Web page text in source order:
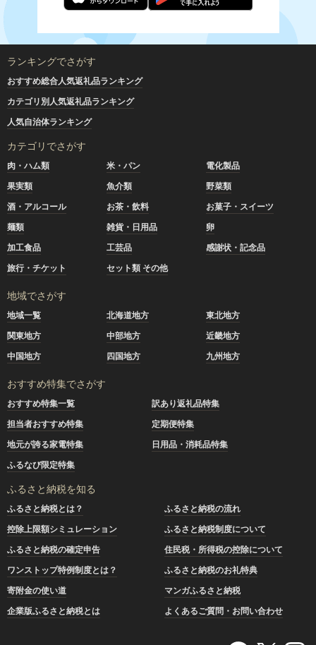
ランキングでさがす
おすすめ総合人気返礼品ランキング
カテゴリ別人気返礼品ランキング
人気自治体ランキング
カテゴリでさがす
肉・ハム類 米・パン
電化製品
果実類
魚介類
野菜類
酒・アルコール
お茶・飲料
お菓子・スイーツ
麺類
雑貨・日用品
卵
加工食品
工芸品
感謝状・記念品
旅行・チケット
セット類 その他
地域でさがす
地域一覧 北海道地方
東北地方
関東地方
中部地方
近畿地方
中国地方
四国地方 九州地方
おすすめ特集でさがす
おすすめ特集一覧
訳あり返礼品特集
担当者おすすめ特集
定期便特集
地元が誇る家電特集
日用品・消耗品特集
ふるなび限定特集
ふるさと納税を知る
ふるさと納税とは？
ふるさと納税の流れ
控除上限額シミュレーション
ふるさと納税制度について
ふるさと納税の確定申告
住民税・所得税の控除について
ワンストップ特例制度とは？
ふるさと納税のお礼特典
寄附金の使い道
マンガふるさと納税
企業版ふるさと納税とは
よくあるご質問・お問い合わせ